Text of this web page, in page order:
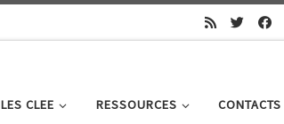
LES CLEE RESSOURCES CONTACTS